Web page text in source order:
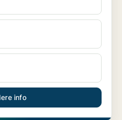
info